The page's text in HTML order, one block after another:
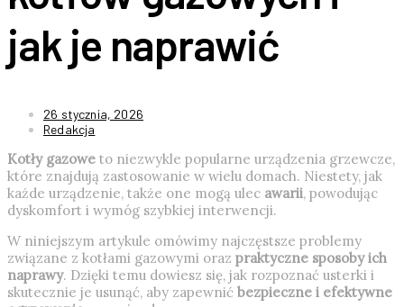
jak je naprawić
26 stycznia, 2026
Redakcja
Kotły gazowe to niezwykle popularne urządzenia grzewcze,
które znajdują zastosowanie w wielu domach. Niestety, jak
każde urządzenie, także one mogą ulec awarii, powodując
dyskomfort i wymóg szybkiej interwencji.
W niniejszym artykule omówimy najczęstsze problemy
związane z kotłami gazowymi oraz praktyczne sposoby ich
naprawy. Dzięki temu dowiesz się, jak rozpoznać usterki i
skutecznie je usunąć, aby zapewnić bezpieczne i efektywne